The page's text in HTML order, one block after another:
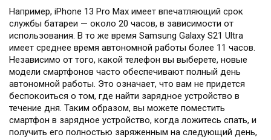
Например, iPhone 13 Pro Max имеет впечатляющий срок
службы батареи — около 20 часов, в зависимости от
использования. В то же время Samsung Galaxy S21 Ultra
имеет среднее время автономной работы более 11 часов.
Независимо от того, какой телефон вы выберете, новые
модели смартфонов часто обеспечивают полный день
автономной работы. Это означает, что вам не придется
беспокоиться о том, где найти зарядное устройство в
течение дня. Таким образом, вы можете поместить
смартфон в зарядное устройство, когда ложитесь спать, и
получить его полностью заряженным на следующий день,